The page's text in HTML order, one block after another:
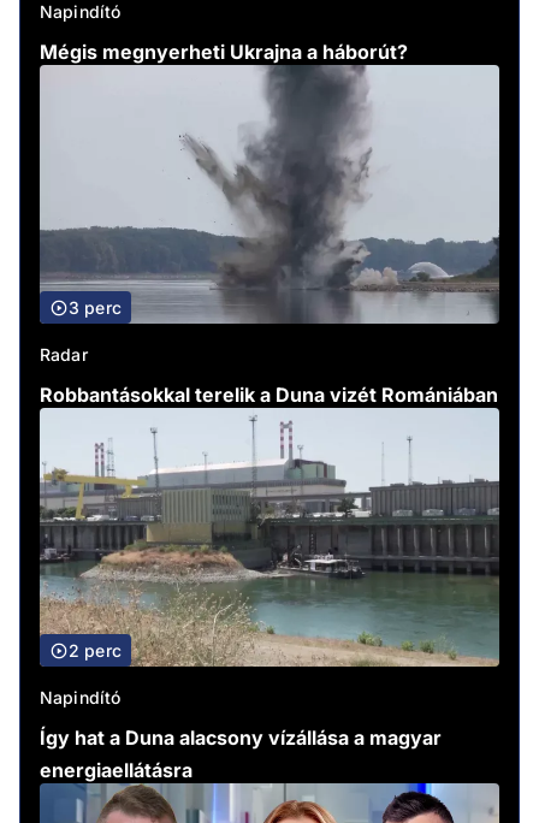
Napindító
Mégis megnyerheti Ukrajna a háborút?
3 perc
Radar
Robbantásokkal terelik a Duna vizét Romániában
2 perc
Napindító
Így hat a Duna alacsony vízállása a magyar
energiaellátásra